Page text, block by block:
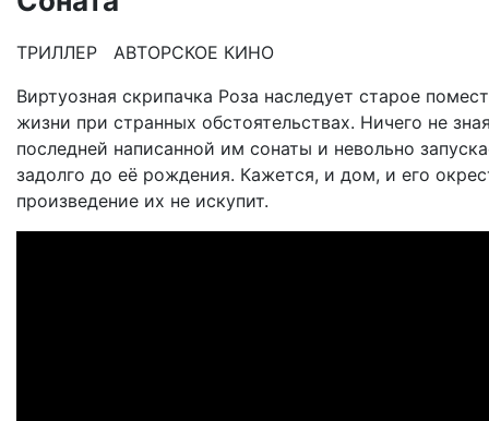
ТРИЛЛЕР АВТОРСКОЕ КИНО
Виртуозная скрипачка Роза наследует старое
жизни при странных обстоятельствах. Ничего не
последней написанной им сонаты и невольно
задолго до её рождения. Кажется, и дом, и его
произведение их не искупит.